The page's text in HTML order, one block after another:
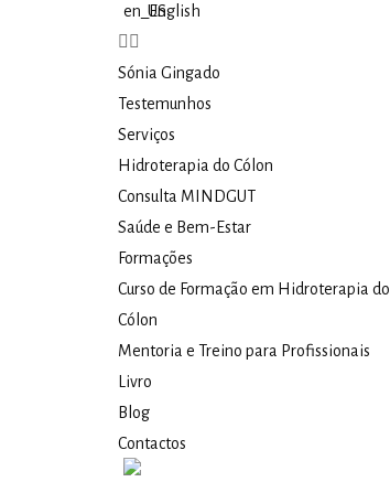
English
Sónia Gingado
Testemunhos
Serviços
Hidroterapia do Cólon​
Consulta MINDGUT
Saúde e Bem-Estar
Formações
Curso de Formação em Hidroterapia do
Cólon
Mentoria e Treino para Profissionais
Livro
Blog
Contactos